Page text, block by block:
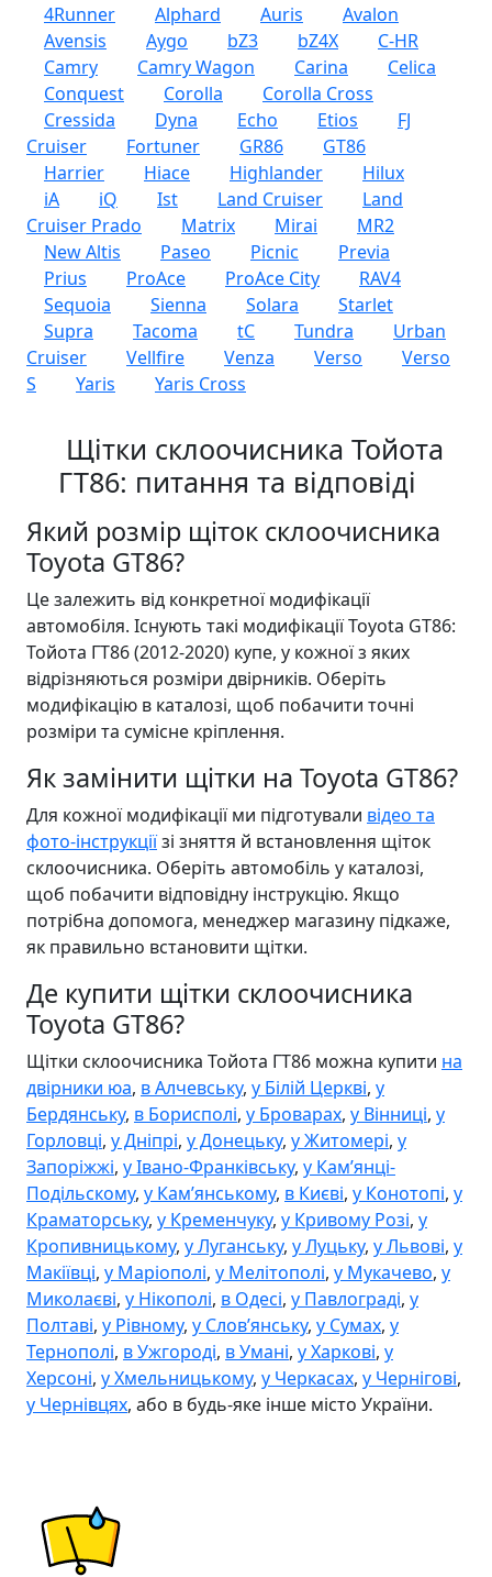
4Runner Alphard Auris
Avalon
Avensis
Aygo bZ3 bZ4X
C-HR
Camry
Camry Wagon Carina
Celica
Conquest
Corolla
Corolla Cross
Cressida
Dyna Echo Etios
FJ
Cruiser
Fortuner GR86
GT86
Harrier
Hiace Highlander
Hilux
iA
iQ Ist Land Cruiser
Land
Cruiser Prado
Matrix Mirai
MR2
New Altis
Paseo Picnic
Previa
Prius
ProAce ProAce City
RAV4
Sequoia
Sienna Solara
Starlet
Supra
Tacoma tC Tundra
Urban
Cruiser
Vellfire Venza Verso
Verso
S
Yaris Yaris Cross
Щітки склоочисника Тойота
ГТ86: питання та відповіді
Який розмір щіток склоочисника
Toyota GT86?
Це залежить від конкретної модифікації
автомобіля. Існують такі модифікації Toyota GT86:
Тойота ГТ86 (2012-2020) купе, у кожної з яких
відрізняються розміри двірників. Оберіть
модифікацію в каталозі, щоб побачити точні
розміри та сумісне кріплення.
Як замінити щітки на Toyota GT86?
Для кожної модифікації ми підготували відео та
фото-інструкціїзі зняття й встановлення щіток
склоочисника. Оберіть автомобіль у каталозі,
щоб побачити відповідну інструкцію. Якщо
потрібна допомога, менеджер магазину підкаже,
як правильно встановити щітки.
Де купити щітки склоочисника
Toyota GT86?
Щітки склоочисника Тойота ГТ86 можна купити на
двірники юа, в Алчевську, у Білій Церкві, у
Бердянську, в Борисполі, у Броварах, у Вінниці, у
Горловці, у Дніпрі, у Донецьку, у Житомері, у
Запоріжжі, у Івано-Франківську, у Камʼянці-
Подільскому, у Камʼянському, в Києві, у Конотопі, у
Краматорську, у Кременчуку, у Кривому Розі, у
Кропивницькому, у Луганську, у Луцьку, у Львові, у
Макіївці, у Маріополі, у Мелітополі, у Мукачево, у
Миколаєві, у Нікополі, в Одесі, у Павлограді, у
Полтаві, у Рівному, у Словʼянську, у Сумах, у
Тернополі, в Ужгороді, в Умані, у Харкові, у
Херсоні, у Хмельницькому, у Черкасах, у Чернігові,
у Чернівцях, або в будь-яке інше місто України.